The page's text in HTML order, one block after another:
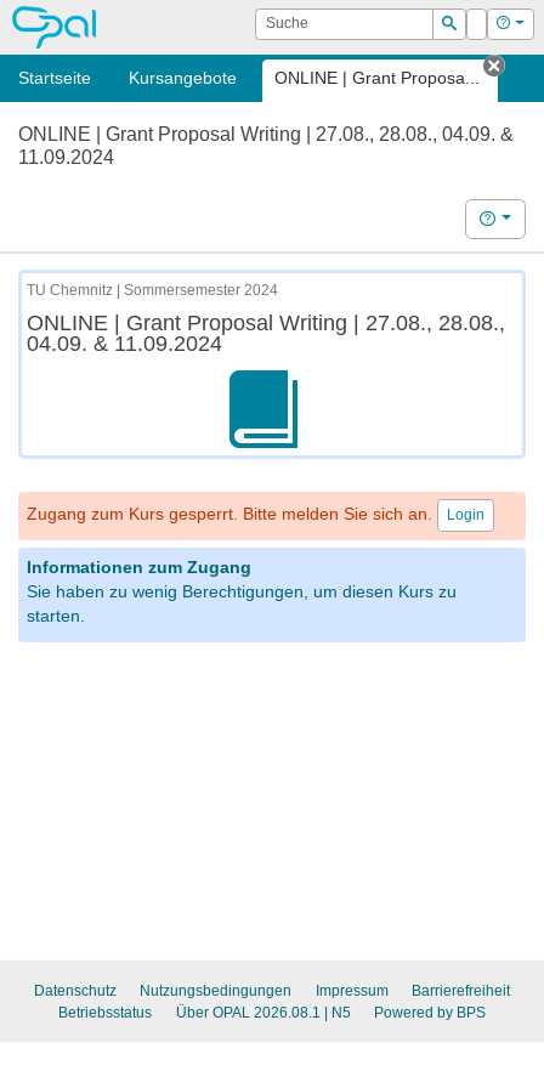
OPAL Suche
Suchen
Login Hilfe
Startseite Kursangebote ONLINE | Grant Proposa...
Tab
ONLINE | Grant Proposal Writing | 27.08., 28.08., 04.09. &
11.09.2024
Hilfe
TU Chemnitz | Sommersemester 2024
ONLINE | Grant Proposal Writing | 27.08., 28.08.,
04.09. & 11.09.2024
Zugang zum Kurs gesperrt. Bitte melden Sie sich an. Login
Informationen zum Zugang
Sie haben zu wenig Berechtigungen, um diesen Kurs zu
starten.
Datenschutz Nutzungsbedingungen Impressum
Barrierefreiheit
Betriebsstatus
Über OPAL 2026.08.1 | N5 Powered by BPS